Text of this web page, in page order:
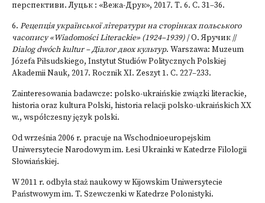
перспективи. Луцьк : «Вежа-Друк», 2017. Т. 6. С. 31–36.
6. Рецепція української літератури на сторінках польського
часопису «Wiadomości Literackie» (1924–1939)/ О. Яручик //
Dialog dwóch kultur – Діалог двох культур. Warszawa: Muzeum
Józefa Piłsudskiego, Instytut Studiów Politycznych Polskiej
Akademii Nauk, 2017. Rocznik XІ. Zeszyt 1. C. 227–233.
Zainteresowania badawcze: polsko-ukraińskie związki literackie,
historia oraz kultura Polski, historia relacji polsko-ukraińskich XX
w., współczesny język polski.
Od września 2006 r. pracuje na Wschodnioeuropejskim
Uniwersytecie Narodowym im. Łesi Ukrainki w Katedrze Filologii
Słowiańskiej.
W 2011 r. odbyła staż naukowy w Kijowskim Uniwersytecie
Państwowym im. T. Szewczenki w Katedrze Polonistyki.